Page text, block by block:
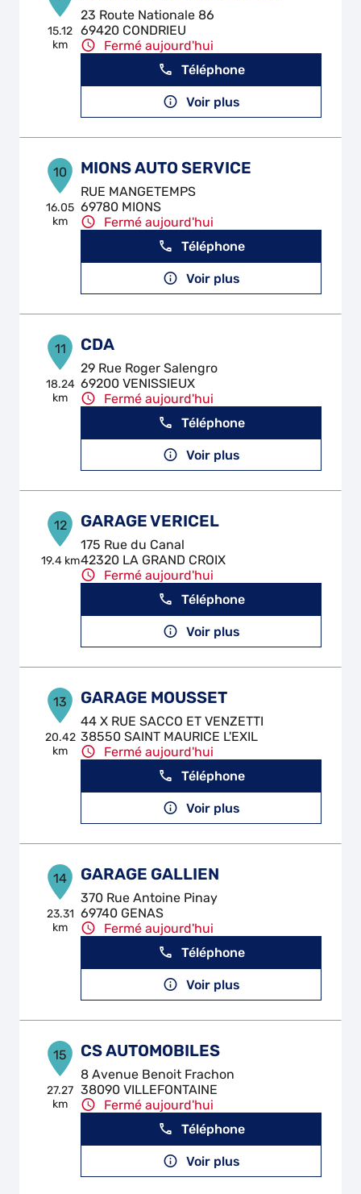
15.12
km
23 Route Nationale 86
69420 CONDRIEU
Fermé aujourd'hui
Téléphone
Voir plus
10
16.05
km
MIONS AUTO SERVICE
RUE MANGETEMPS
69780 MIONS
Fermé aujourd'hui
Téléphone
Voir plus
11
18.24
km
CDA
29 Rue Roger Salengro
69200 VENISSIEUX
Fermé aujourd'hui
Téléphone
Voir plus
12
19.4 km
GARAGE VERICEL
175 Rue du Canal
42320 LA GRAND CROIX
Fermé aujourd'hui
Téléphone
Voir plus
13
20.42
km
GARAGE MOUSSET
44 X RUE SACCO ET VENZETTI
38550 SAINT MAURICE L'EXIL
Fermé aujourd'hui
Téléphone
Voir plus
14
23.31
km
GARAGE GALLIEN
370 Rue Antoine Pinay
69740 GENAS
Fermé aujourd'hui
Téléphone
Voir plus
15
27.27
km
CS AUTOMOBILES
8 Avenue Benoit Frachon
38090 VILLEFONTAINE
Fermé aujourd'hui
Téléphone
Voir plus